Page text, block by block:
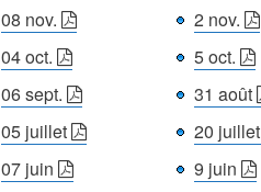
08 nov.
04 oct.
06 sept.
05 juillet
07 juin
2 nov.
5 oct.
31 août
20 juillet
9 juin